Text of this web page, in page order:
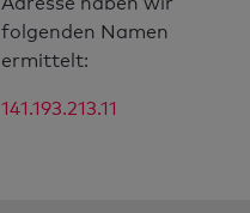
folgenden Namen
ermittelt:
141.193.213.11